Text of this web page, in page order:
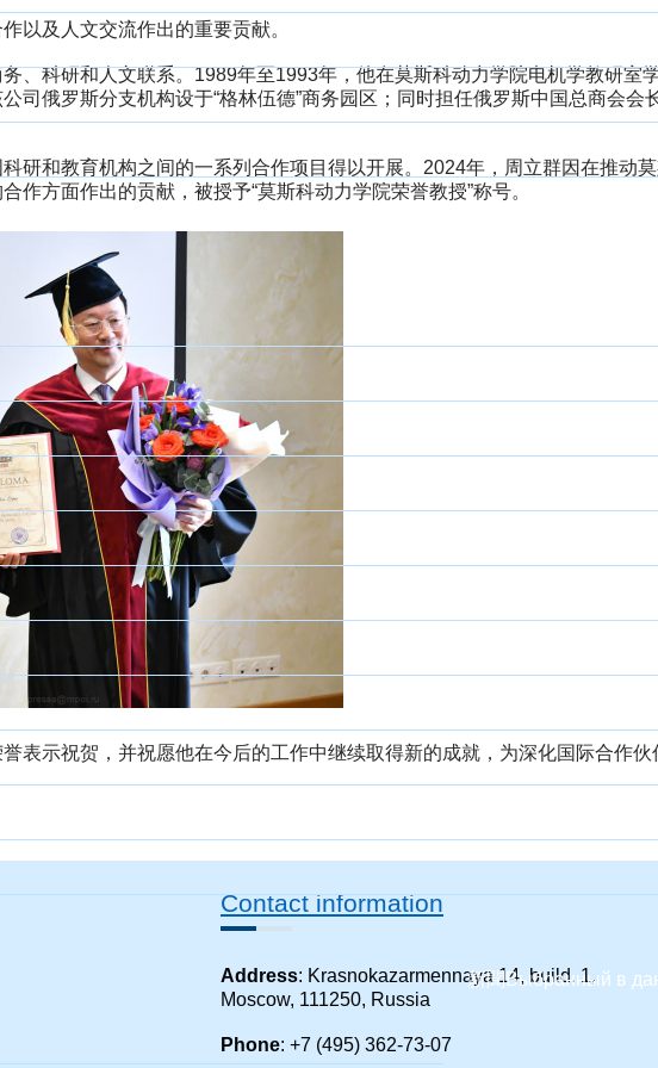
新聞Выбранный в
以及人文交流作出的重要贡献。
、科研和人文联系。1989年至1993年，他在莫斯科动力学院电机学教研室
司俄罗斯分支机构设于“格林伍德”商务园区；同时担任俄罗斯中国总商会会
研和教育机构之间的一系列合作项目得以开展。2024年，周立群因在推动
作方面作出的贡献，被授予“莫斯科动力学院荣誉教授”称号。
表示祝贺，并祝愿他在今后的工作中继续取得新的成就，为深化国际合作伙
Contact information
Address: Krasnokazarmennaya 14, build. 1,
Moscow, 111250, Russia
Phone: +7 (495) 362-73-07